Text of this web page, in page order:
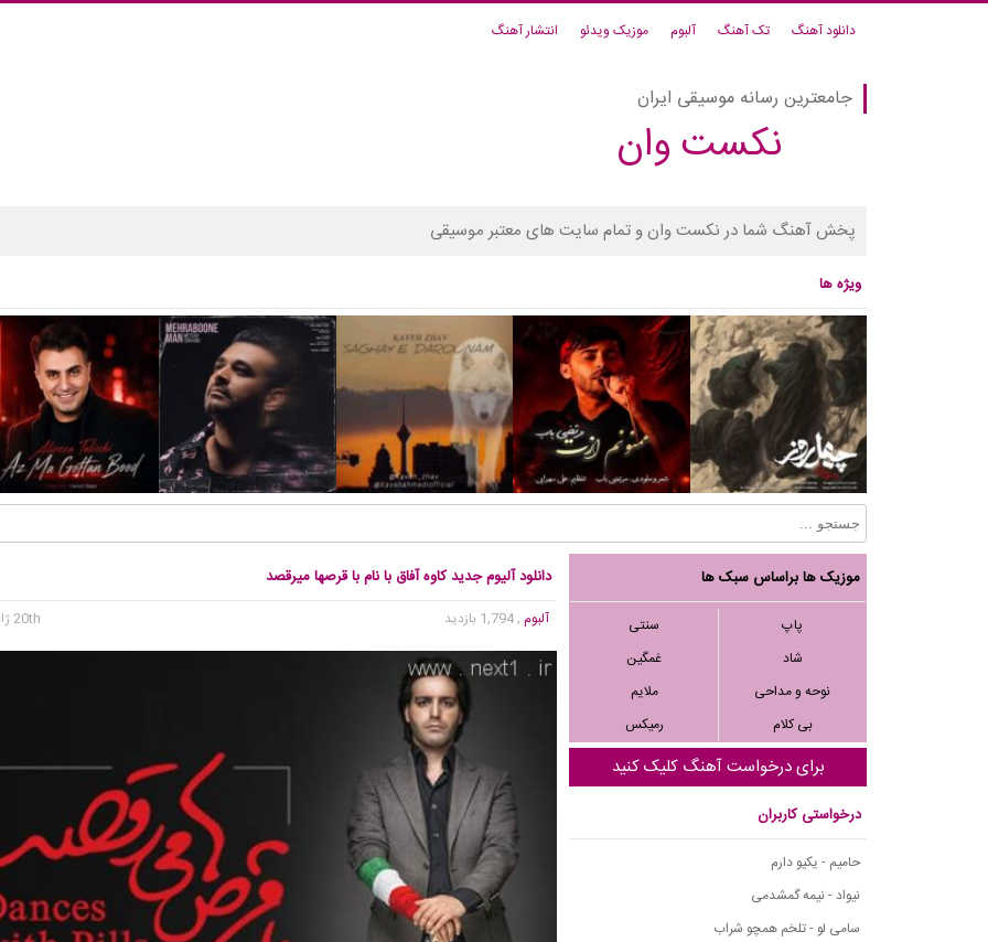
دانلود آهنگ تک آهنگ آلبوم موزیک ویدئو انتشار آهنگ
جامعترین رسانه موسیقی ایران
نکست وان
پخش آهنگ شما در نکست وان و تمام سایت های معتبر موسیقی
ویژه ها
موزیک ها براساس سبک ها
پاپ
سنتی
شاد
غمگین
نوحه و مداحی
ملایم
بی کلام
رمیکس
برای درخواست آهنگ کلیک کنید
درخواستی کاربران
حامیم - یکیو دارم
نیواد - نیمه گمشدمی
سامی لو - تلخم همچو شراب
دانلود آلیوم جدید کاوه آفاق با نام با قرصها میرقصد
آلبوم, 1,794 بازدید 20th ژانویه 2016